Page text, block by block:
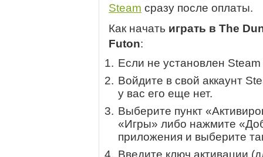
Steam сразу после оплаты.
Как начать играть в The
Futon:
Если не установлен
Войдите в свой аккаунт
у вас его еще нет.
Выберите пункт
«Игры» либо нажмите
приложения и выберите